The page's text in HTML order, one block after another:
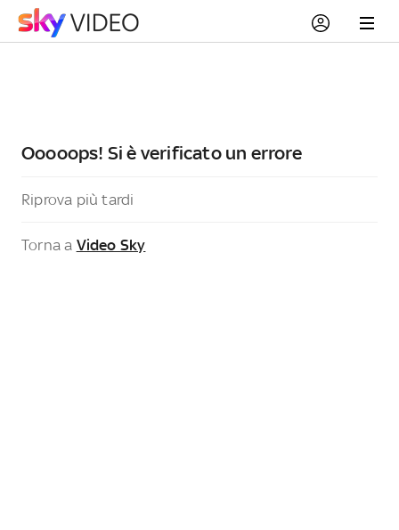
Ooooops! Si è verificato un errore
Riprova più tardi
Torna a Video Sky